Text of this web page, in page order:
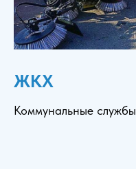
ЖКХ
Коммунальные